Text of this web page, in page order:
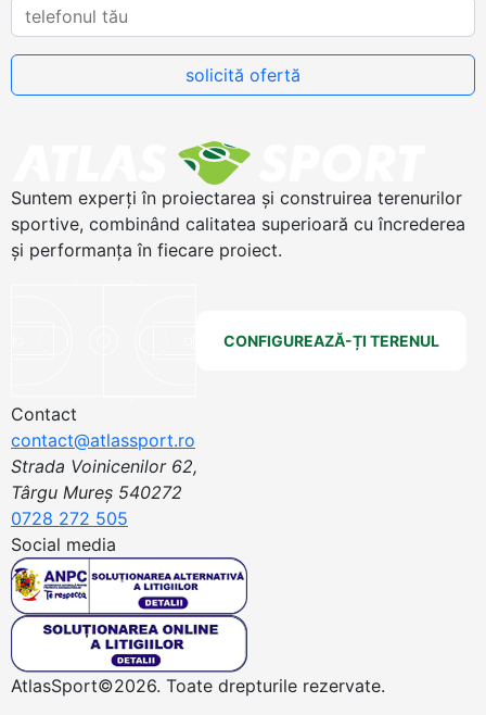
Suntem experți în proiectarea și construirea terenurilor
sportive, combinând calitatea superioară cu încrederea
și performanța în fiecare proiect.
CONFIGUREAZĂ-ȚI TERENUL
Contact
contact@atlassport.ro
Strada Voinicenilor 62,
Târgu Mureș 540272
0728 272 505
Social media
AtlasSport©2026. Toate drepturile rezervate.